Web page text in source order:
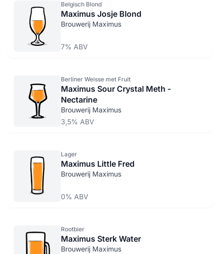
Belgisch Blond
Maximus Josje Blond
Brouwerij Maximus
7% ABV
Berliner Weisse met Fruit
Maximus Sour Crystal Meth -
Nectarine
Brouwerij Maximus
3,5% ABV
Lager
Maximus Little Fred
Brouwerij Maximus
0% ABV
Rootbier
Maximus Sterk Water
Brouwerij Maximus